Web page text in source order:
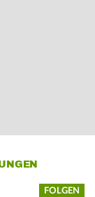
FOLGEN